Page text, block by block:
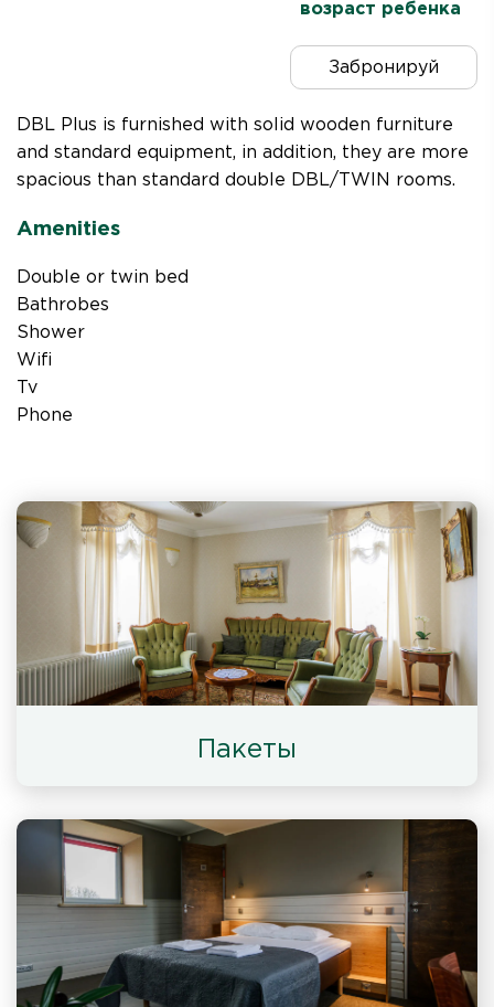
возраст ребенка
Забронируй
DBL Plus is furnished with solid wooden furniture
and standard equipment, in addition, they are more
spacious than standard double DBL/TWIN rooms.
Amenities
Double or twin bed
Bathrobes
Shower
Wifi
Tv
Phone
Пакеты